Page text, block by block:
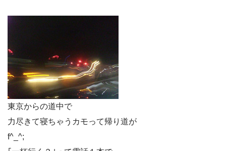
東京からの道中で
力尽きて寝ちゃうカモって帰り道が
f^_^;